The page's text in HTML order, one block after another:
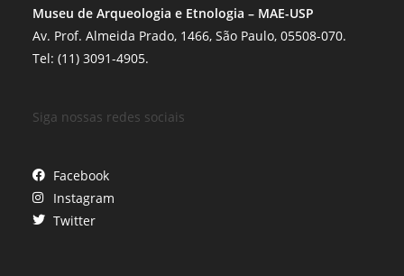
Museu de Arqueologia e Etnologia – MAE-USP
Av. Prof. Almeida Prado, 1466, São Paulo, 05508-070.
Tel: (11) 3091-4905.
Siga nossas redes sociais
Facebook
Instagram
Twitter